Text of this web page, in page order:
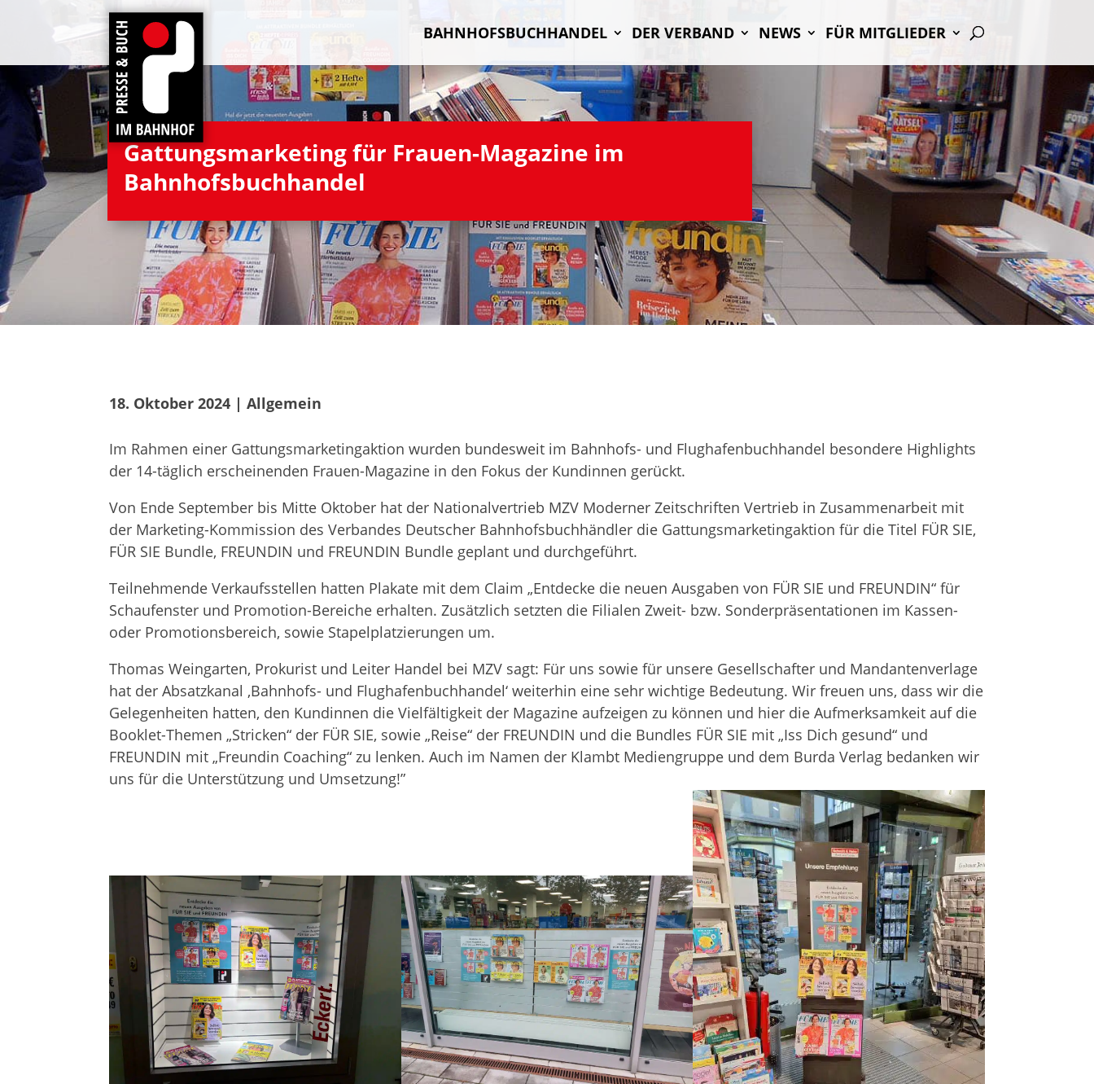
BAHN­HOFS­BUCH­HAN­DEL DER VER­BAND NEWS FÜR MIT­GLIE­DER
Gat­tungs­mar­ke­ting für Frauen-Maga­zine im
Bahnhofsbuchhandel
18. Oktober 2024 | Allgemein
Im Rah­men einer Gat­tungs­mar­ke­ting­ak­tion wur­den bun­des­weit im Bahn­hofs- und Flug­ha­fen­buch­han­del beson­dere High­lights
der 14-täg­lich erschei­nen­den Frauen-Maga­zine in den Fokus der Kun­din­nen gerückt.
Von Ende Sep­tem­ber bis Mitte Okto­ber hat der Natio­nal­ver­trieb MZV Moder­ner Zeit­schrif­ten Ver­trieb in Zusam­men­ar­beit mit
der Mar­ke­ting-Kom­mis­sion des Ver­ban­des Deut­scher Bahnhofs­buchhändler die Gat­tungs­mar­ke­ting­ak­tion für die Titel FÜR SIE,
FÜR SIE Bundle, FREUNDIN und FREUNDIN Bundle geplant und durchgeführt.
Teil­neh­mende Ver­kaufs­stel­len hat­ten Pla­kate mit dem Claim „Ent­de­cke die neuen Aus­ga­ben von FÜR SIE und FREUNDIN“ für
Schau­fens­ter und Pro­mo­tion-Berei­che erhal­ten. Zusätz­lich setz­ten die Filia­len Zweit- bzw. Son­der­prä­sen­ta­tio­nen im Kas­sen-
oder Pro­mo­ti­ons­be­reich, sowie Sta­pel­plat­zie­run­gen um.
Tho­mas Wein­gar­ten, Pro­ku­rist und Lei­ter Han­del bei MZV sagt: Für uns sowie für unsere Gesell­schaf­ter und Man­dan­ten­ver­lage
hat der Absatz­ka­nal ‚Bahn­hofs- und Flug­ha­fen­buch­han­del‘ wei­ter­hin eine sehr wich­tige Bedeu­tung. Wir freuen uns, dass wir die
Gele­gen­hei­ten hat­ten, den Kun­din­nen die Viel­fäl­tig­keit der Maga­zine auf­zei­gen zu kön­nen und hier die Auf­merk­sam­keit auf die
Book­let-The­men „Stri­cken“ der FÜR SIE, sowie „Reise“ der FREUNDIN und die Bund­les FÜR SIE mit „Iss Dich gesund“ und
FREUNDIN mit „Freun­din Coa­ching“ zu len­ken. Auch im Namen der Klambt Medi­en­gruppe und dem Burda Ver­lag bedan­ken wir
uns für die Unter­stüt­zung und Umsetzung!”